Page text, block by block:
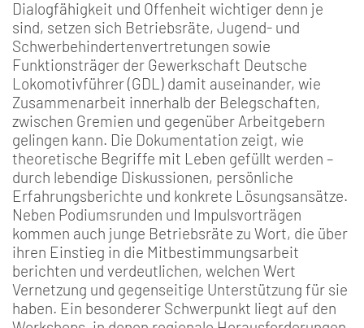
Dialogfähigkeit und Offenheit wichtiger denn je
sind, setzen sich Betriebsräte, Jugend- und
Schwerbehindertenvertretungen sowie
Funktionsträger der Gewerkschaft Deutsche
Lokomotivführer (GDL) damit auseinander, wie
Zusammenarbeit innerhalb der Belegschaften,
zwischen Gremien und gegenüber Arbeitgebern
gelingen kann. Die Dokumentation zeigt, wie
theoretische Begriffe mit Leben gefüllt werden –
durch lebendige Diskussionen, persönliche
Erfahrungsberichte und konkrete Lösungsansätze.
Neben Podiumsrunden und Impulsvorträgen
kommen auch junge Betriebsräte zu Wort, die über
ihren Einstieg in die Mitbestimmungsarbeit
berichten und verdeutlichen, welchen Wert
Vernetzung und gegenseitige Unterstützung für sie
haben. Ein besonderer Schwerpunkt liegt auf den